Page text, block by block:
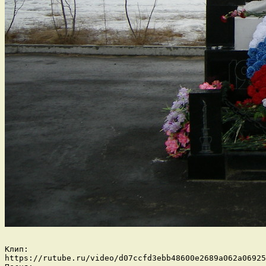
Клип:
https://rutube.ru/video/